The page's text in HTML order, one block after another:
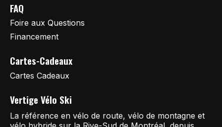
FAQ
Foire aux Questions
Financement
Cartes-Cadeaux
Cartes Cadeaux
Vertige Vélo Ski
La référence en vélo de route, vélo de montagne et